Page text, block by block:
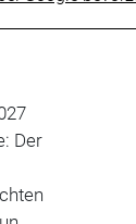
Der